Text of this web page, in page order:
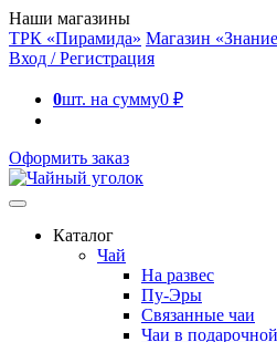
Наши магазины
ТРК «Пирамида» Магазин
Вход / Регистрация
0шт. на сумму0 ₽
Оформить заказ
Каталог
Чай
На развес
Пу-Эры
Связанные чаи
Чаи в